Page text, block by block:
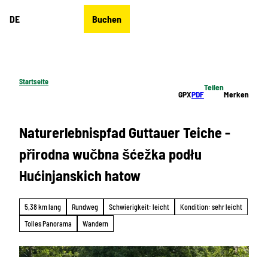
DE Buchen
Startseite
GPXPDF
Teilen
Merken
Naturerlebnispfad Guttauer Teiche -
přirodna wučbna šćežka podłu
Hućinjanskich hatow
5,38 km lang Rundweg Schwierigkeit: leicht
Kondition: sehr leicht
Tolles Panorama
Wandern